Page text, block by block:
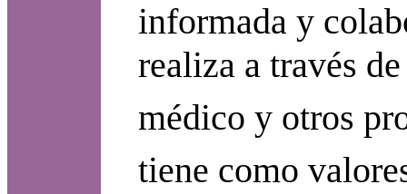
informada y
realiza a través
médico y otros
tiene como